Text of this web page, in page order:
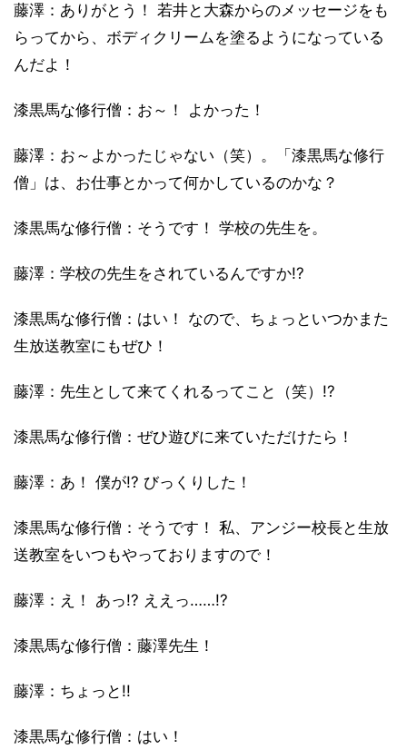
藤澤：ありがとう！ 若井と大森からのメッセージをも
らってから、ボディクリームを塗るようになっている
んだよ！
漆黒馬な修行僧：お～！ よかった！
藤澤：お～よかったじゃない（笑）。「漆黒馬な修行
僧」は、お仕事とかって何かしているのかな？
漆黒馬な修行僧：そうです！ 学校の先生を。
藤澤：学校の先生をされているんですか!?
漆黒馬な修行僧：はい！ なので、ちょっといつかまた
生放送教室にもぜひ！
藤澤：先生として来てくれるってこと（笑）!?
漆黒馬な修行僧：ぜひ遊びに来ていただけたら！
藤澤：あ！ 僕が!? びっくりした！
漆黒馬な修行僧：そうです！ 私、アンジー校長と生放
送教室をいつもやっておりますので！
藤澤：え！ あっ!? ええっ……!?
漆黒馬な修行僧：藤澤先生！
藤澤：ちょっと!!
漆黒馬な修行僧：はい！